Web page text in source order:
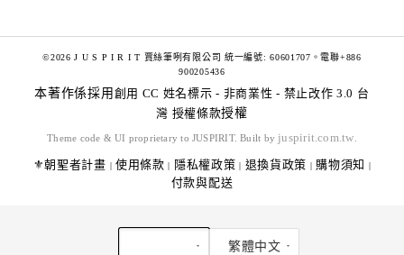
©2026 J U S P I R I T 賈絲筆咧有限公司 統一編號: 60601707。電聯+886
900205436
本著作係採用 創用 CC 姓名標示 - 非商業性 - 禁止改作 3.0 台
灣 授權條款授權
Theme code & UI proprietary to JUSPIRIT. Built by juspirit.com.tw
⚜️朝聖者計畫 | 使用條款 | 隱私權政策 | 退換貨政策 | 購物須知 |
付款與配送